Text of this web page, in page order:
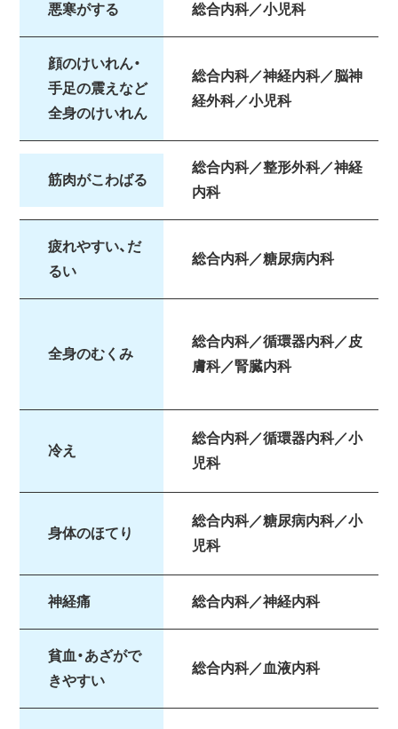
悪寒がする 総合内科／小児科
顔のけいれん・
手足の震えなど
全身のけいれん
総合内科／神経内科／脳神
経外科／小児科
筋肉がこわばる
総合内科／整形外科／神経
内科
疲れやすい、だ
るい
総合内科／糖尿病内科
全身のむくみ
総合内科／循環器内科／皮
膚科／腎臓内科
冷え
総合内科／循環器内科／小
児科
身体のほてり
総合内科／糖尿病内科／小
児科
神経痛 総合内科／神経内科
貧血・あざがで
きやすい
総合内科／血液内科